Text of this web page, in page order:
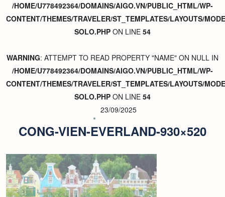
/HOME/U778492364/DOMAINS/AIGO.VN/PUBLIC_HTML/WP-
CONTENT/THEMES/TRAVELER/ST_TEMPLATES/LAYOUTS/
SOLO.PHP ON LINE 54
WARNING: ATTEMPT TO READ PROPERTY "NAME" ON NULL IN
/HOME/U778492364/DOMAINS/AIGO.VN/PUBLIC_HTML/WP-
CONTENT/THEMES/TRAVELER/ST_TEMPLATES/LAYOUTS/
SOLO.PHP ON LINE 54
23/09/2025
CONG-VIEN-EVERLAND-930×520